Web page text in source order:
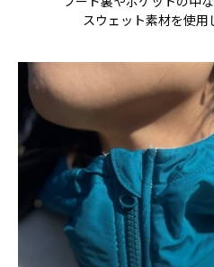
スウェット素材を使用